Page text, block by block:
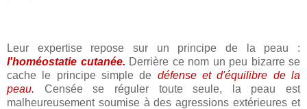
Leur expertise repose sur un principe de la peau :
l'homéostatie cutanée. Derrière ce nom un peu bizarre se
cache le principe simple de défense et d'équilibre de la
peau. Censée se réguler toute seule, la peau est
malheureusement soumise à des agressions extérieures et